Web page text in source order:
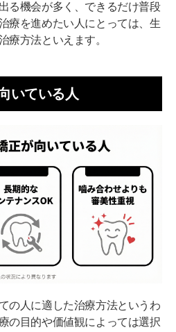
る機会が多く、できるだけ普段
療を進めたい人にとっては、生
療方法といえます。
いている人
の人に適した治療方法というわ
の目的や価値観によっては選択